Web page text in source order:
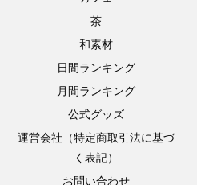
茶
和素材
日間ランキング
月間ランキング
公式グッズ
運営会社（特定商取引法に基づ
く表記）
お問い合わせ